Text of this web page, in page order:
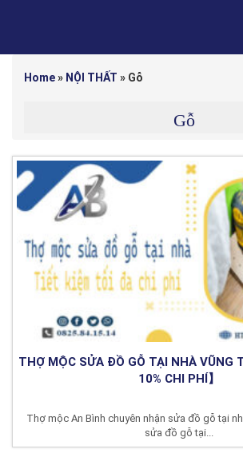
Home» NỘI THẤT » Gỗ
Gỗ
THỢ MỘC SỬA ĐỒ GỖ TẠI NHÀ VŨNG
10% CHI PHÍ】
Thợ mộc An Bình chuyên nhận sửa đồ gỗ tại
sửa đồ gỗ tại...